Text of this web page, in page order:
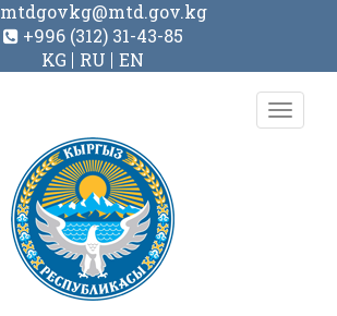
mtdgovkg@mtd.gov.kg
+996 (312) 31-43-85
KG
RU EN
Toggle